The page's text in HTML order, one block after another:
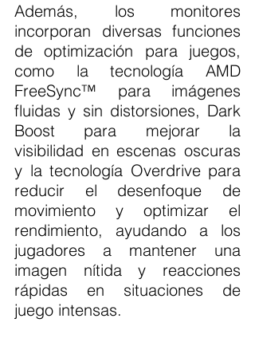
Además, los monitores
incorporan diversas funciones
de optimización para juegos,
como la tecnología AMD
FreeSync™ para imágenes
fluidas y sin distorsiones, Dark
Boost para mejorar la
visibilidad en escenas oscuras
y la tecnología Overdrive para
reducir el desenfoque de
movimiento y optimizar el
rendimiento, ayudando a los
jugadores a mantener una
imagen nítida y reacciones
rápidas en situaciones de
juego intensas.